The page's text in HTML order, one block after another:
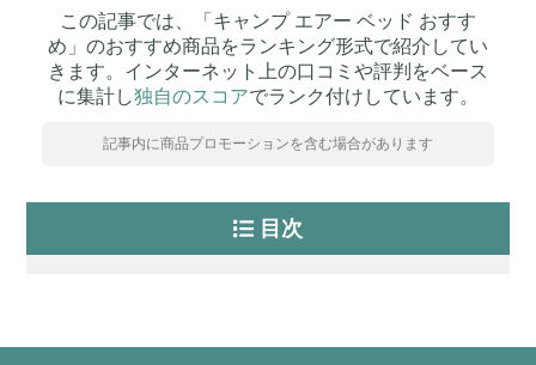
この記事では、「キャンプ エアー ベッド おすす
め」のおすすめ商品をランキング形式で紹介してい
きます。インターネット上の口コミや評判をベース
に集計し独自のスコアでランク付けしています。
記事内に商品プロモーションを含む場合があります
目次